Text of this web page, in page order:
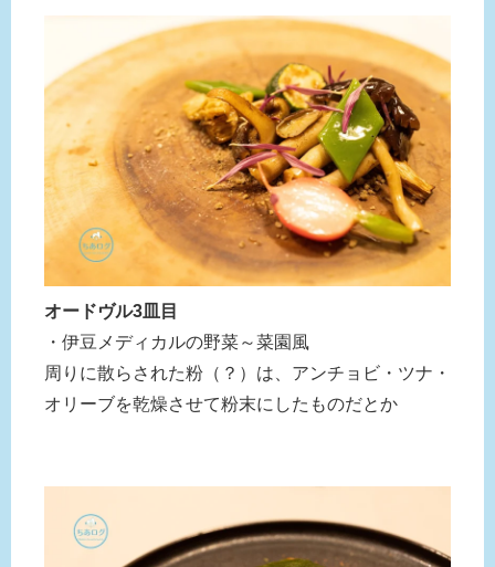
オードヴル3皿目
・伊豆メディカルの野菜～菜園風
周りに散らされた粉（？）は、アンチョビ・ツナ・
オリーブを乾燥させて粉末にしたものだとか